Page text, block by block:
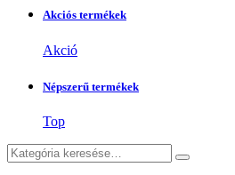
Akciós termékek
Akció
Népszerű termékek
Top